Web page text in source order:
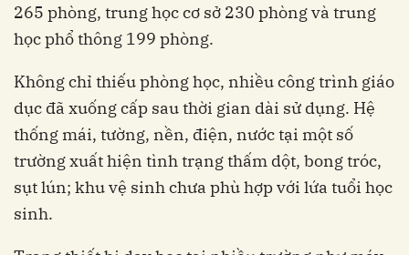
265 phòng, trung học cơ sở 230 phòng và trung
học phổ thông 199 phòng.
Không chỉ thiếu phòng học, nhiều công trình giáo
dục đã xuống cấp sau thời gian dài sử dụng. Hệ
thống mái, tường, nền, điện, nước tại một số
trường xuất hiện tình trạng thấm dột, bong tróc,
sụt lún; khu vệ sinh chưa phù hợp với lứa tuổi học
sinh.